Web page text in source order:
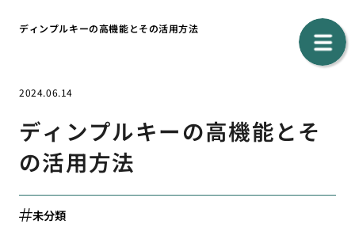
ディンプルキーの高機能とその活用方法
2024.06.14
ディンプルキーの高機能とそ
の活用方法
未分類